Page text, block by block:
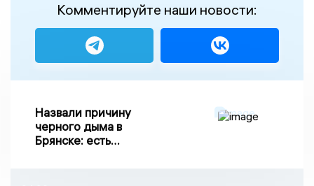
Комментируйте наши новости:
Назвали причину
черного дыма в
Брянске: есть